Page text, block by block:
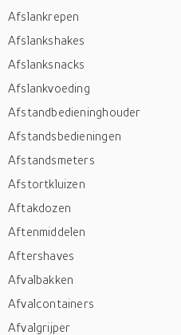
Afslankrepen
Afslankshakes
Afslanksnacks
Afslankvoeding
Afstandbedieninghouder
Afstandsbedieningen
Afstandsmeters
Afstortkluizen
Aftakdozen
Aftenmiddelen
Aftershaves
Afvalbakken
Afvalcontainers
Afvalgrijper